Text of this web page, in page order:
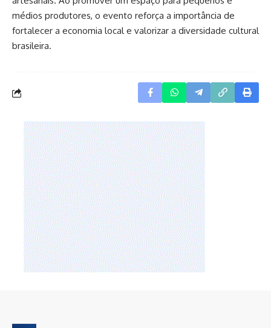
médios produtores, o evento reforça a importância de
fortalecer a economia local e valorizar a diversidade cultural
brasileira.